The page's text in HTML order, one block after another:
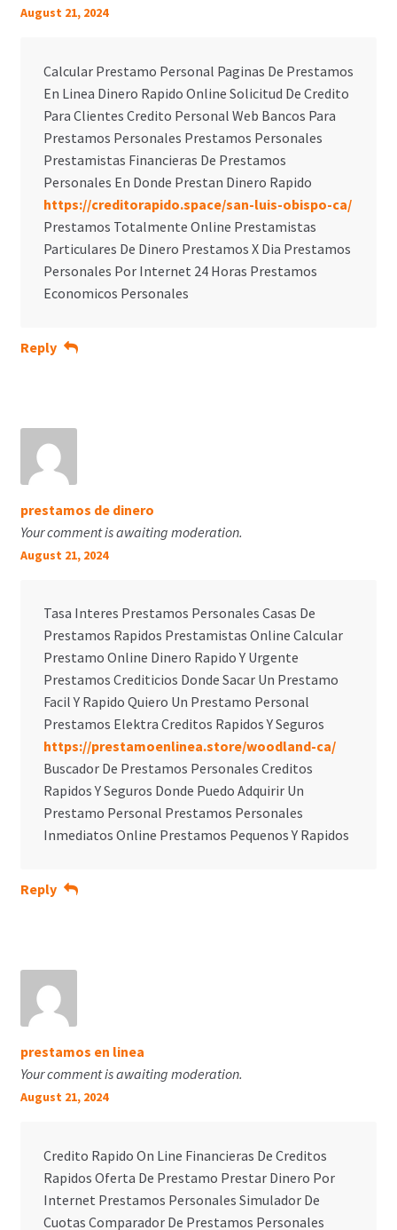
August 21, 2024
Calcular Prestamo Personal Paginas De Prestamos
En Linea Dinero Rapido Online Solicitud De Credito
Para Clientes Credito Personal Web Bancos Para
Prestamos Personales Prestamos Personales
Prestamistas Financieras De Prestamos
Personales En Donde Prestan Dinero Rapido
https://creditorapido.space/san-luis-obispo-ca/
Prestamos Totalmente Online Prestamistas
Particulares De Dinero Prestamos X Dia Prestamos
Personales Por Internet 24 Horas Prestamos
Economicos Personales
Reply
prestamos de dinero
Your comment is awaiting moderation.
August 21, 2024
Tasa Interes Prestamos Personales Casas De
Prestamos Rapidos Prestamistas Online Calcular
Prestamo Online Dinero Rapido Y Urgente
Prestamos Crediticios Donde Sacar Un Prestamo
Facil Y Rapido Quiero Un Prestamo Personal
Prestamos Elektra Creditos Rapidos Y Seguros
https://prestamoenlinea.store/woodland-ca/
Buscador De Prestamos Personales Creditos
Rapidos Y Seguros Donde Puedo Adquirir Un
Prestamo Personal Prestamos Personales
Inmediatos Online Prestamos Pequenos Y Rapidos
Reply
prestamos en linea
Your comment is awaiting moderation.
August 21, 2024
Credito Rapido On Line Financieras De Creditos
Rapidos Oferta De Prestamo Prestar Dinero Por
Internet Prestamos Personales Simulador De
Cuotas Comparador De Prestamos Personales